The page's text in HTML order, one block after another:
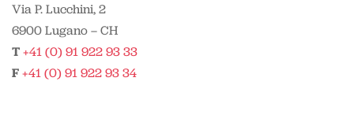
Via P. Lucchini, 2
6900 Lugano – CH
T +41 (0) 91 922 93 33
F +41 (0) 91 922 93 34